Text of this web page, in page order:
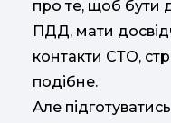
про те, щоб бути
ПДД, мати
контакти СТО,
подібне.
Але